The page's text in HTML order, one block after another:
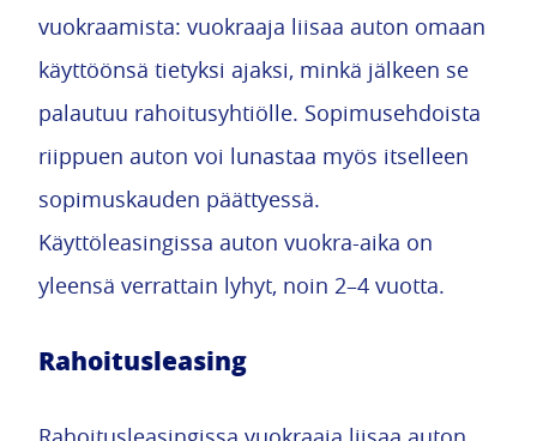
vuokraamista: vuokraaja liisaa auton omaan
käyttöönsä tietyksi ajaksi, minkä jälkeen se
palautuu rahoitusyhtiölle. Sopimusehdoista
riippuen auton voi lunastaa myös itselleen
sopimuskauden päättyessä.
Käyttöleasingissa auton vuokra-aika on
yleensä verrattain lyhyt, noin 2–4 vuotta.
Rahoitusleasing